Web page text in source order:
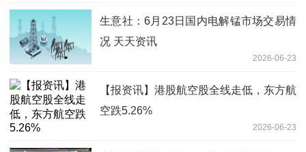
生意社：6月23日国内电解锰市场交易情
况 天天资讯
2026-06-23
【报资讯】港股航空股全线走低，东方航
空跌5.26%
2026-06-23